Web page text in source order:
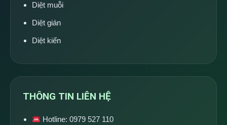
Diệt muỗi
Diệt gián
Diệt kiến
THÔNG TIN LIÊN HỆ
Hotline:0979 527 110